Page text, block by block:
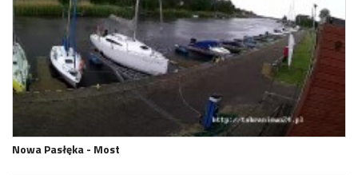
Nowa Pasłęka - Most